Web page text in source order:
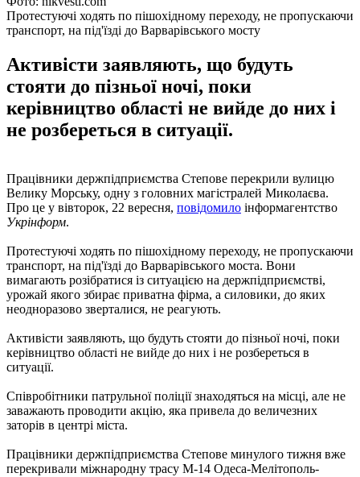
Протестуючі ходять по пішохідному переходу, не пропускаючи
транспорт, на під'їзді до Варварівського мосту
Активісти заявляють, що будуть
стояти до пізньої ночі, поки
керівництво області не вийде до них і
не розбереться в ситуації.
Працівники держпідприємства Степове перекрили вулицю
Велику Морську, одну з головних магістралей Миколаєва.
Про це у вівторок, 22 вересня, повідомило інформагентство
Укрінформ.
Протестуючі ходять по пішохідному переходу, не пропускаючи
транспорт, на під'їзді до Варварівського моста. Вони
вимагають розібратися із ситуацією на держпідприємстві,
урожай якого збирає приватна фірма, а силовики, до яких
неодноразово зверталися, не реагують.
Активісти заявляють, що будуть стояти до пізньої ночі, поки
керівництво області не вийде до них і не розбереться в
ситуації.
Співробітники патрульної поліції знаходяться на місці, але не
заважають проводити акцію, яка привела до величезних
заторів в центрі міста.
Працівники держпідприємства Степове минулого тижня вже
перекривали міжнародну трасу М-14 Одеса-Мелітополь-